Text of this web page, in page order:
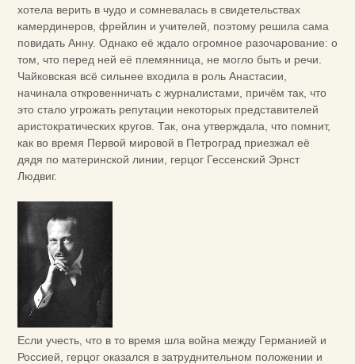
хотела верить в чудо и сомневалась в свидетельствах
камердинеров, фрейлин и учителей, поэтому решила сама
повидать Анну. Однако её ждало огромное разочарование: о
том, что перед ней её племянница, не могло быть и речи.
Чайковская всё сильнее входила в роль Анастасии,
начинала откровенничать с журналистами, причём так, что
это стало угрожать репутации некоторых представителей
аристократических кругов. Так, она утверждала, что помнит,
как во время Первой мировой в Петроград приезжал её
дядя по материнской линии, герцог Гессенский Эрнст
Людвиг.
Если учесть, что в то время шла война между Германией и
Россией, герцог оказался в затруднительном положении и